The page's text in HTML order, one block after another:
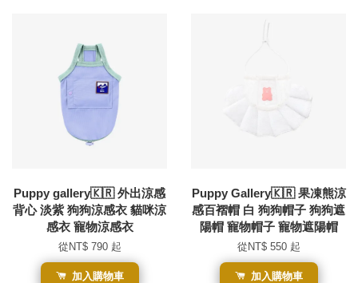
Puppy gallery🇰🇷 外出涼感
背心 淡紫 狗狗涼感衣 貓咪涼
感衣 寵物涼感衣
從NT$ 790 起
加入購物車
Puppy Gallery🇰🇷 果凍熊涼
感百褶帽 白 狗狗帽子 狗狗遮
陽帽 寵物帽子 寵物遮陽帽
從NT$ 550 起
加入購物車